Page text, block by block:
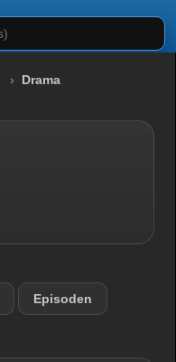
Drama
Episoden